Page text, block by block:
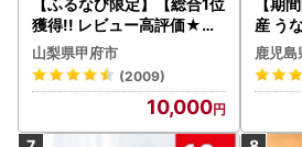
【ふるなび限定】【総合1位
獲得!! レビュー高評価★】
〈2026年度配送分〉山梨
県産 シャインマスカット 2
～3房（1.0kg以上）シャイ
ン フルーツ FN-Limited-S
P
山梨県甲府市
(2009)
10,000
【期
産 う
）
うなぎ
鹿児